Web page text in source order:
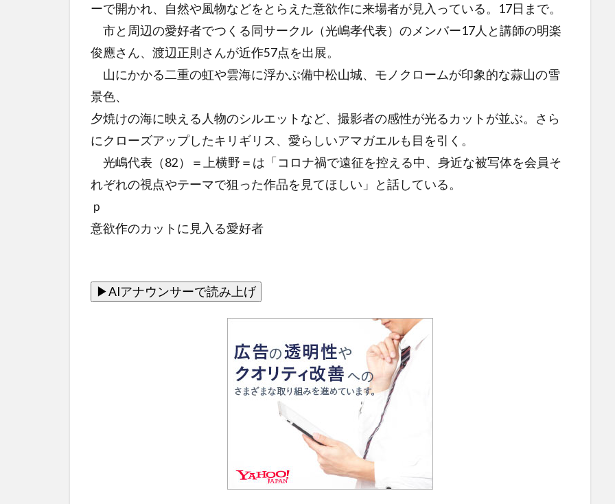
ーで開かれ、自然や風物などをとらえた意欲作に来場者が見入っている。17日まで。
市と周辺の愛好者でつくる同サークル（光嶋孝代表）のメンバー17人と講師の明楽
俊應さん、渡辺正則さんが近作57点を出展。
山にかかる二重の虹や雲海に浮かぶ備中松山城、モノクロームが印象的な蒜山の雪
景色、
夕焼けの海に映える人物のシルエットなど、撮影者の感性が光るカットが並ぶ。さら
にクローズアップしたキリギリス、愛らしいアマガエルも目を引く。
光嶋代表（82）＝上横野＝は「コロナ禍で遠征を控える中、身近な被写体を会員そ
れぞれの視点やテーマで狙った作品を見てほしい」と話している。
ｐ
意欲作のカットに見入る愛好者